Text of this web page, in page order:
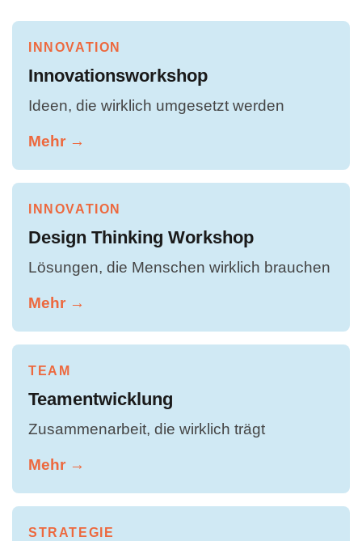
INNOVATION
Innovationsworkshop
Ideen, die wirklich umgesetzt werden
Mehr →
INNOVATION
Design Thinking Workshop
Lösungen, die Menschen wirklich brauchen
Mehr →
TEAM
Teamentwicklung
Zusammenarbeit, die wirklich trägt
Mehr →
STRATEGIE